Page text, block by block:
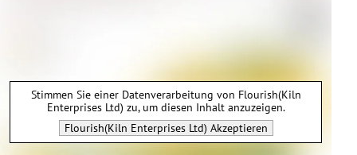
Stimmen Sie einer Datenverarbeitung von Flourish(Kiln
Enterprises Ltd) zu, um diesen Inhalt anzuzeigen.
Flourish(Kiln Enterprises Ltd) Akzeptieren